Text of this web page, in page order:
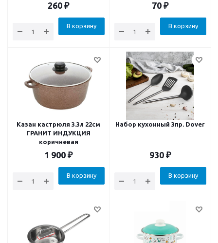
260 ₽
В корзину
70 ₽
В корзину
Казан кастрюля 3.3л 22см
ГРАНИТ ИНДУКЦИЯ
коричневая
1 900 ₽
В корзину
Набор кухонный 3пр. Dover
930 ₽
В корзину